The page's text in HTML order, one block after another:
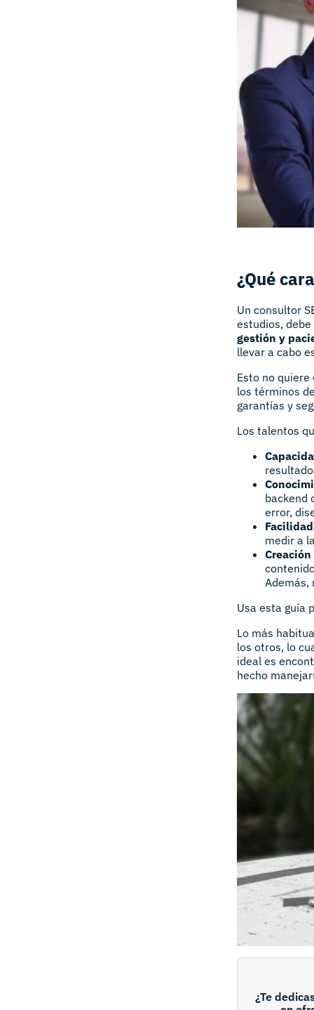
¿Qué
Un consultor
estudios,
gestión y
llevar a cabo
Esto no
los términos
garantías y
Los talentos
backend
error,
medir a
Además,
Usa esta guía
Lo más
los otros, lo
ideal es
hecho
¿Te